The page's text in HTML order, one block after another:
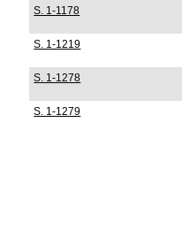
S. 1-1178
S. 1-1219
S. 1-1278
S. 1-1279